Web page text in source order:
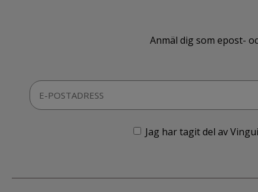
Anmäl dig som epost-
Jag har tagit del av